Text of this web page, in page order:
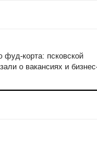
фуд-корта: псковской
о вакансиях и